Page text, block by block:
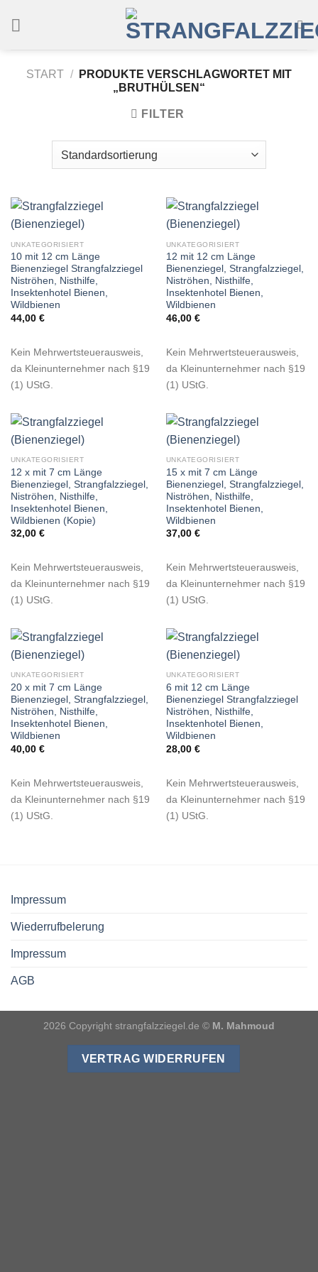
START /
PRODUKTE VERSCHLAGWORTET MIT
„BRUTHÜLSEN“
FILTER
UNKATEGORISIERT
10 mit 12 cm Länge
Bienenziegel Strangfalzziegel
Niströhen, Nisthilfe,
Insektenhotel Bienen,
Wildbienen
44,00 €
Kein Mehrwertsteuerausweis,
da Kleinunternehmer nach §19
(1) UStG.
UNKATEGORISIERT
12 mit 12 cm Länge
Bienenziegel, Strangfalzziegel,
Niströhen, Nisthilfe,
Insektenhotel Bienen,
Wildbienen
46,00 €
Kein Mehrwertsteuerausweis,
da Kleinunternehmer nach §19
(1) UStG.
UNKATEGORISIERT
12 x mit 7 cm Länge
Bienenziegel, Strangfalzziegel,
Niströhen, Nisthilfe,
Insektenhotel Bienen,
Wildbienen (Kopie)
32,00 €
Kein Mehrwertsteuerausweis,
da Kleinunternehmer nach §19
(1) UStG.
UNKATEGORISIERT
15 x mit 7 cm Länge
Bienenziegel, Strangfalzziegel,
Niströhen, Nisthilfe,
Insektenhotel Bienen,
Wildbienen
37,00 €
Kein Mehrwertsteuerausweis,
da Kleinunternehmer nach §19
(1) UStG.
UNKATEGORISIERT
20 x mit 7 cm Länge
Bienenziegel, Strangfalzziegel,
Niströhen, Nisthilfe,
Insektenhotel Bienen,
Wildbienen
40,00 €
Kein Mehrwertsteuerausweis,
da Kleinunternehmer nach §19
(1) UStG.
UNKATEGORISIERT
6 mit 12 cm Länge
Bienenziegel Strangfalzziegel
Niströhen, Nisthilfe,
Insektenhotel Bienen,
Wildbienen
28,00 €
Kein Mehrwertsteuerausweis,
da Kleinunternehmer nach §19
(1) UStG.
Impressum
Wiederrufbelerung
Impressum
AGB
2026 Copyright strangfalzziegel.de © M. Mahmoud
VERTRAG WIDERRUFEN